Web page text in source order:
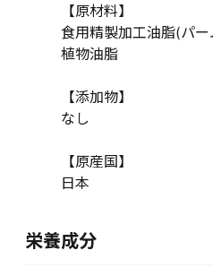
【原材料】
食用精製加工油脂(パ
植物油脂
【添加物】
なし
【原産国】
日本
栄養成分